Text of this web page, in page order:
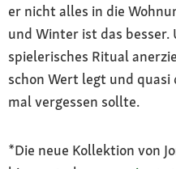
er nicht alles in die
und Winter ist das besser.
spielerisches Ritual
schon Wert legt und
mal vergessen sollte.
*Die neue Kollektion von